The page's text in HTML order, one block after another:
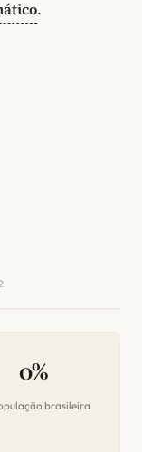
.
0%
brasileira